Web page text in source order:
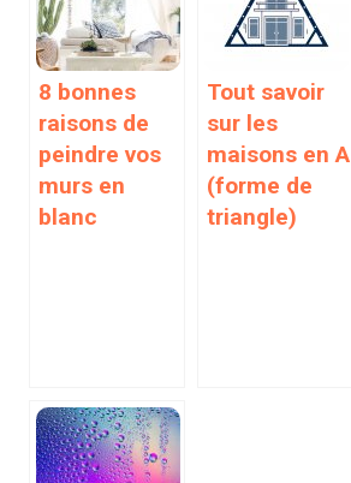
8 bonnes
raisons de
peindre vos
murs en
blanc
Tout savoir
sur les
maisons en A
(forme de
triangle)